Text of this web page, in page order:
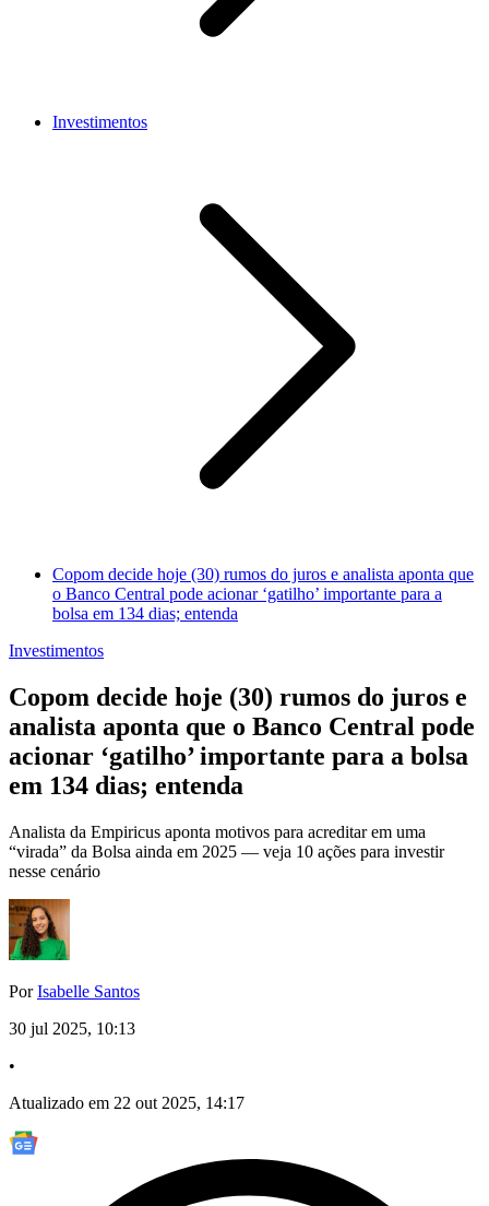
Investimentos
Copom decide hoje (30) rumos do juros e analista aponta que
o Banco Central pode acionar ‘gatilho’ importante para a
bolsa em 134 dias; entenda
Investimentos
Copom decide hoje (30) rumos do juros e
analista aponta que o Banco Central pode
acionar ‘gatilho’ importante para a bolsa
em 134 dias; entenda
Analista da Empiricus aponta motivos para acreditar em uma
“virada” da Bolsa ainda em 2025 — veja 10 ações para investir
nesse cenário
PorIsabelle Santos
30 jul 2025, 10:13
•
Atualizado em 22 out 2025, 14:17